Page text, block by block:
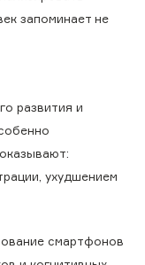
запоминает не
развития и
ухудшением
смартфонов